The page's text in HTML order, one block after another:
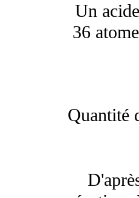
Un
36
Quantité